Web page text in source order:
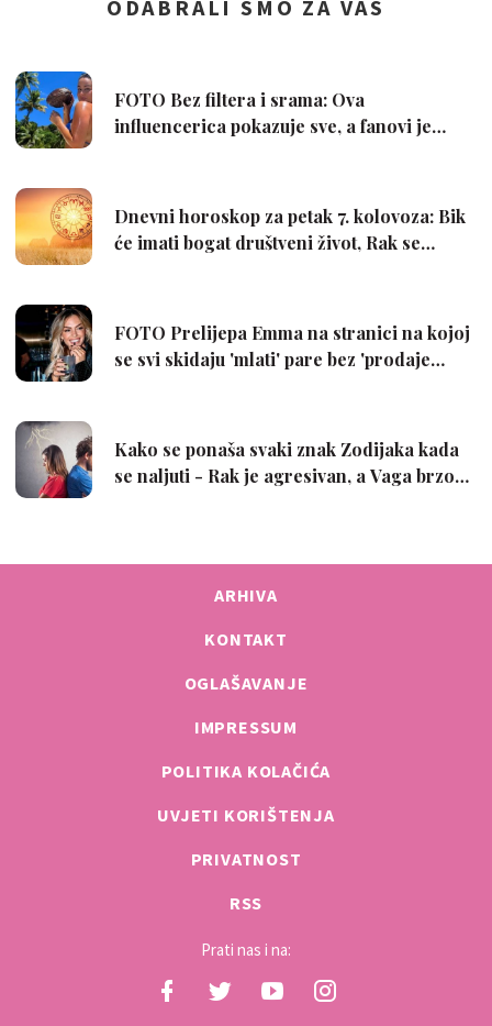
ARHIVA
KONTAKT
OGLAŠAVANJE
IMPRESSUM
POLITIKA KOLAČIĆA
UVJETI KORIŠTENJA
PRIVATNOST
RSS
Prati nas i na: